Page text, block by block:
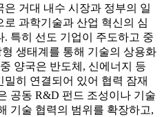
거대 내수 시장과 정부의 일
과학기술과 산업 혁신의 심
. 특히 선도 기업이 주도하고 중
생태계를 통해 기술의 상용화
양국은 반도체, 신에너지 등
히 연결되어 있어 협력 잠재
공동 R&D 펀드 조성이나 기술
기술 협력의 범위를 확장하고,